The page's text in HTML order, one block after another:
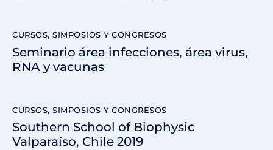
CURSOS, SIMPOSIOS Y CONGRESOS
Seminario área infecciones, área virus,
RNA y vacunas
CURSOS, SIMPOSIOS Y CONGRESOS
Southern School of Biophysic
Valparaíso, Chile 2019